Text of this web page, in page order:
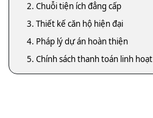
2. Chuỗi tiện ích đẳng cấp
3. Thiết kế căn hộ hiện đại
4. Pháp lý dự án hoàn thiện
5. Chính sách thanh toán linh hoạt